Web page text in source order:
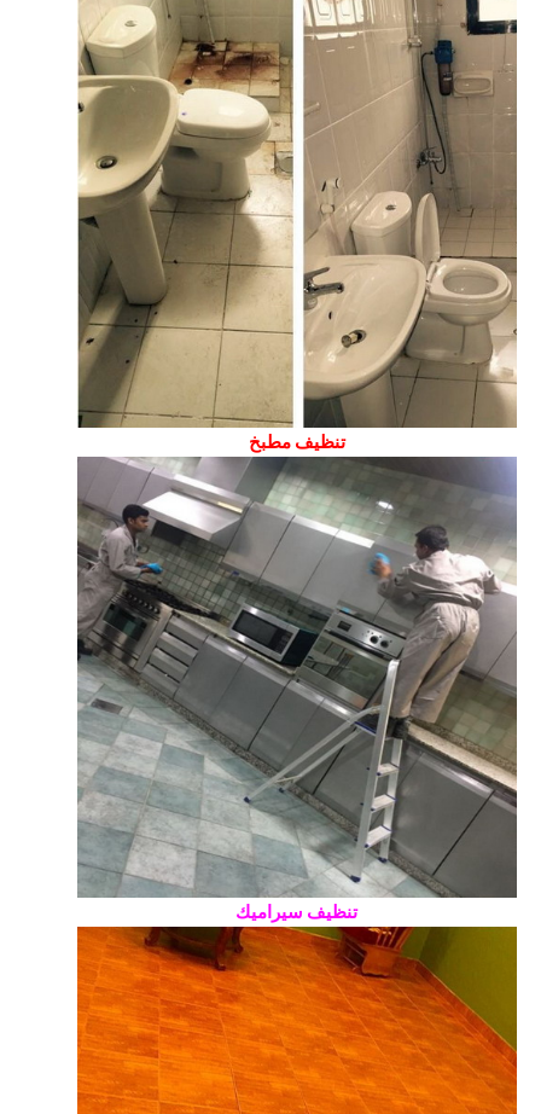
تنظيف مطبخ
تنظيف سيراميك